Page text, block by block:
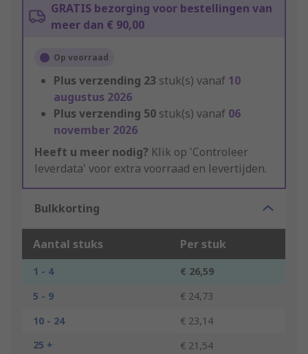
GRATIS bezorging voor bestellingen van
meer dan € 90,00
Op voorraad
Plus verzending 23 stuk(s) vanaf 10
augustus 2026
Plus verzending 50 stuk(s) vanaf 06
november 2026
Heeft u meer nodig? Klik op 'Controleer
leverdata' voor extra voorraad en levertijden.
Bulkkorting
Aantal stuks Per stuk
1 - 4
€ 26,59
5 - 9
€ 24,73
10 - 24
€ 23,14
25 +
€ 21,54